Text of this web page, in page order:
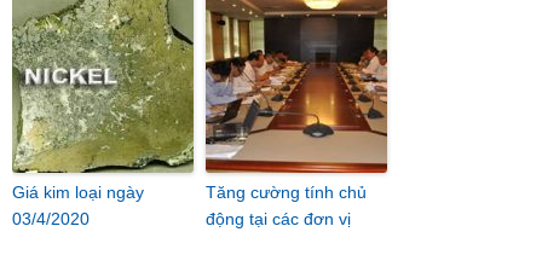
Giá kim loại ngày
03/4/2020
Tăng cường tính chủ
động tại các đơn vị